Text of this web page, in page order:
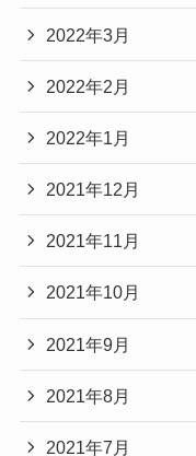
2022年3月
2022年2月
2022年1月
2021年12月
2021年11月
2021年10月
2021年9月
2021年8月
2021年7月